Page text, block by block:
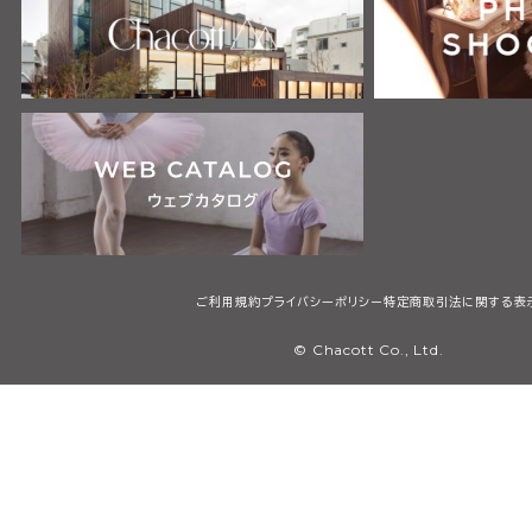
ご利用規約プライバシーポリシー特定商取引法に関する表
© Chacott Co., Ltd.